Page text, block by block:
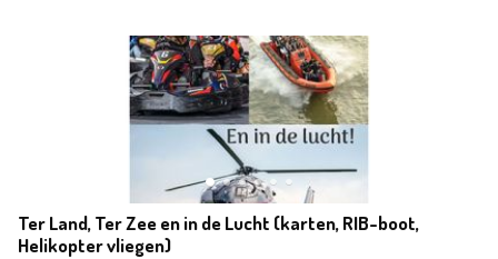
Ter Land, Ter Zee en in de Lucht (karten, RIB-boot,
Helikopter vliegen)